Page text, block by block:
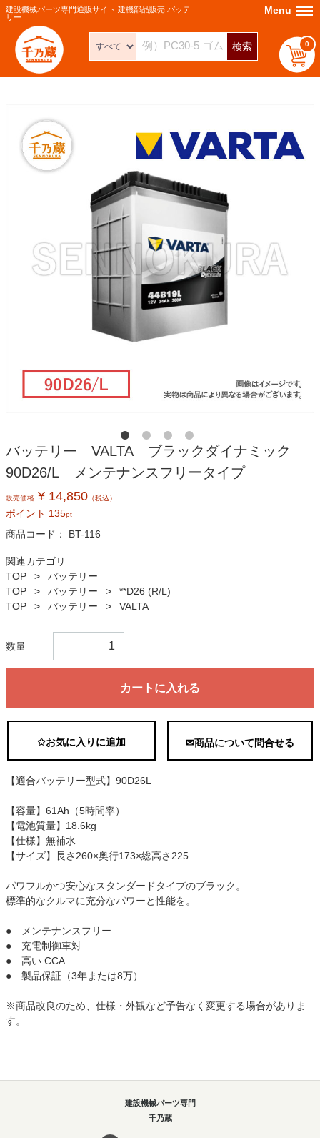
建設機械パーツ専門通販サイト 建機部品販売 バッテ
リー
検索 0
Menu Menu
バッテリー VALTA ブラックダイナミック
90D26/L メンテナンスフリータイプ
販売価格 ¥ 14,850 （税込）
ポイント 135pt
商品コード： BT-116
関連カテゴリ
TOP
バッテリー
TOP
バッテリー
**D26 (R/L)
TOP
バッテリー VALTA
数量
カートに入れる
✩お気に入りに追加 ✉商品について問合せる
【適合バッテリー型式】90D26L
【容量】61Ah（5時間率）
【電池質量】18.6kg
【仕様】無補水
【サイズ】長さ260×奥行173×総高さ225
パワフルかつ安心なスタンダードタイプのブラック。
標準的なクルマに充分なパワーと性能を。
● メンテナンスフリー
● 充電制御車対
● 高い CCA
● 製品保証（3年または8万）
※商品改良のため、仕様・外観など予告なく変更する場合がありま
す。
建設機械パーツ専門
千乃蔵